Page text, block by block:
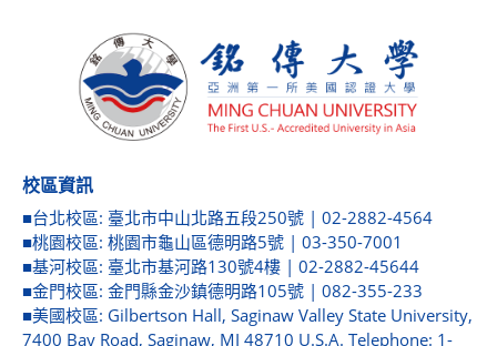
校區資訊
■台北校區: 臺北市中山北路五段250號 | 02-2882-4564
■桃園校區: 桃園市龜山區德明路5號 | 03-350-7001
■基河校區: 臺北市基河路130號4樓 | 02-2882-45644
■金門校區: 金門縣金沙鎮德明路105號 | 082-355-233
■美國校區: Gilbertson Hall, Saginaw Valley State University,
7400 Bay Road, Saginaw, MI 48710 U.S.A. Telephone: 1-